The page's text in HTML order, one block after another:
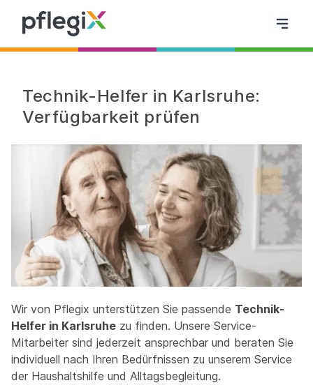
Technik-Helfer in Karlsruhe:
Verfügbarkeit prüfen
Wir von Pflegix unterstützen Sie passende Technik-
Helfer in Karlsruhe zu finden. Unsere Service-
Mitarbeiter sind jederzeit ansprechbar und beraten Sie
individuell nach Ihren Bedürfnissen zu unserem Service
der Haushaltshilfe und Alltagsbegleitung.